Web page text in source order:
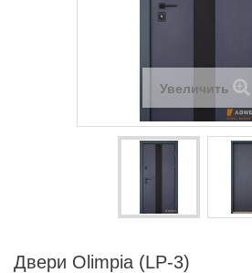
Увеличить
Двери Olimpia (LP-3)